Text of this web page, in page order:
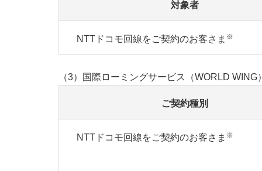
対象者
NTTドコモ回線をご契約のお客さま ※
（3）国際ローミングサービス（WORLD WING
ご契約種別
NTTドコモ回線をご契約のお客さま ※